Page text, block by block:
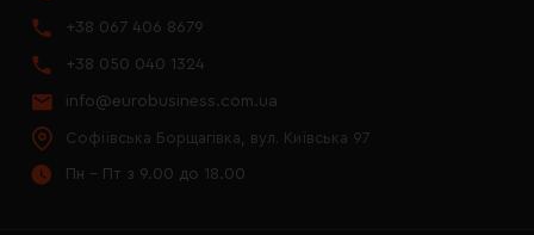
+38 067 406 8679
+38 050 040 1324
info@eurobusiness.com.ua
Софіївська Борщагівка, вул. Київська 97
Пн - Пт з 9.00 до 18.00